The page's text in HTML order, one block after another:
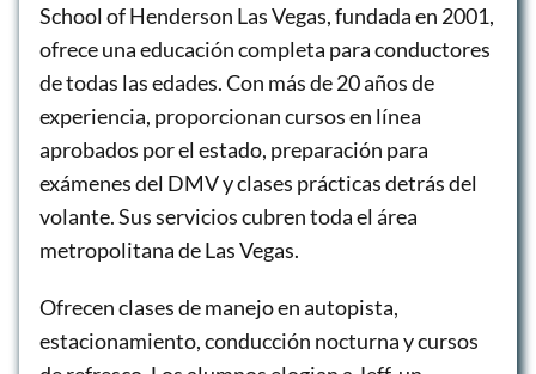
School of Henderson Las Vegas, fundada en 2001,
ofrece una educación completa para conductores
de todas las edades. Con más de 20 años de
experiencia, proporcionan cursos en línea
aprobados por el estado, preparación para
exámenes del DMV y clases prácticas detrás del
volante. Sus servicios cubren toda el área
metropolitana de Las Vegas.
Ofrecen clases de manejo en autopista,
estacionamiento, conducción nocturna y cursos